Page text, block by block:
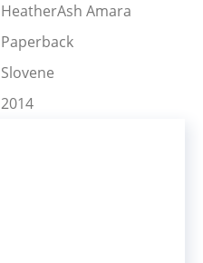
HeatherAsh Amara
Paperback
Slovene
2014